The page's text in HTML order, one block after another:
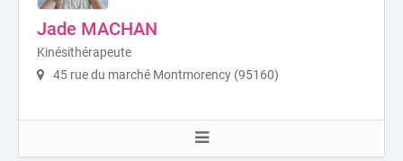
Jade MACHAN
Kinésithérapeute
45 rue du marché Montmorency (95160)